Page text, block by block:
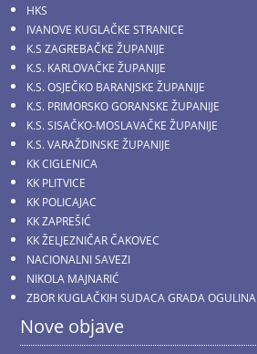
HKS
IVANOVE KUGLAČKE STRANICE
K.S ZAGREBAČKE ŽUPANIJE
K.S. KARLOVAČKE ŽUPANIJE
K.S. OSJEČKO BARANJSKE ŽUPANIJE
K.S. PRIMORSKO GORANSKE ŽUPANIJE
K.S. SISAČKO-MOSLAVAČKE ŽUPANIJE
K.S. VARAŽDINSKE ŽUPANIJE
KK CIGLENICA
KK PLITVICE
KK POLICAJAC
KK ZAPREŠIĆ
KK ŽELJEZNIČAR ČAKOVEC
NACIONALNI SAVEZI
NIKOLA MAJNARIĆ
ZBOR KUGLAČKIH SUDACA GRADA OGULINA
Nove objave